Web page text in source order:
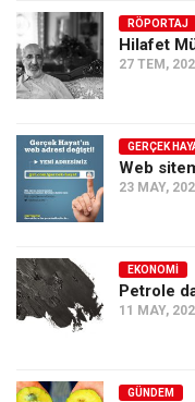
Ekonomi
Spor
Manzara
Sağlık
Gıda-Beslenme
Hayat
Siyaset
Dünya
Asya
RÖPORTAJ
Hilafet
27 TEM,
GERÇEK
Web
23 MAY,
EKONOMI
Petrole
11 MAY,
GÜNDEM